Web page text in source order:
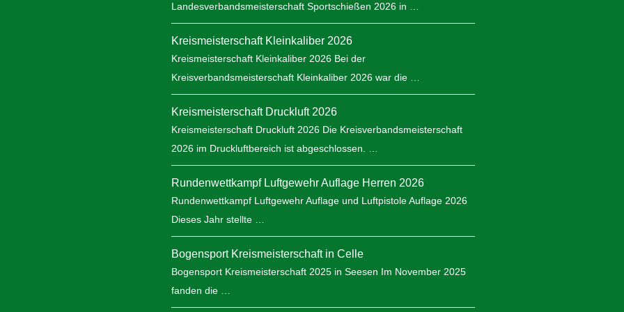
Landesverbandsmeisterschaft Sportschießen 2026 in …
Kreismeisterschaft Kleinkaliber 2026
Kreismeisterschaft Kleinkaliber 2026 Bei der
Kreisverbandsmeisterschaft Kleinkaliber 2026 war die …
Kreismeisterschaft Druckluft 2026
Kreismeisterschaft Druckluft 2026 Die Kreisverbandsmeisterschaft
2026 im Druckluftbereich ist abgeschlossen. …
Rundenwettkampf Luftgewehr Auflage Herren 2026
Rundenwettkampf Luftgewehr Auflage und Luftpistole Auflage 2026
Dieses Jahr stellte …
Bogensport Kreismeisterschaft in Celle
Bogensport Kreismeisterschaft 2025 in Seesen Im November 2025
fanden die …